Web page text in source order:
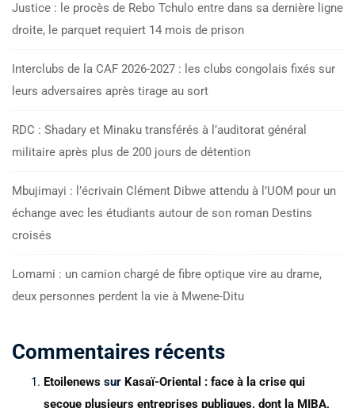
Justice : le procès de Rebo Tchulo entre dans sa dernière ligne
droite, le parquet requiert 14 mois de prison
Interclubs de la CAF 2026-2027 : les clubs congolais fixés sur
leurs adversaires après tirage au sort
RDC : Shadary et Minaku transférés à l’auditorat général
militaire après plus de 200 jours de détention
Mbujimayi : l’écrivain Clément Dibwe attendu à l’UOM pour un
échange avec les étudiants autour de son roman Destins
croisés
Lomami : un camion chargé de fibre optique vire au drame,
deux personnes perdent la vie à Mwene-Ditu
Commentaires récents
Etoilenews sur Kasaï-Oriental : face à la crise qui
secoue plusieurs entreprises publiques, dont la MIBA,